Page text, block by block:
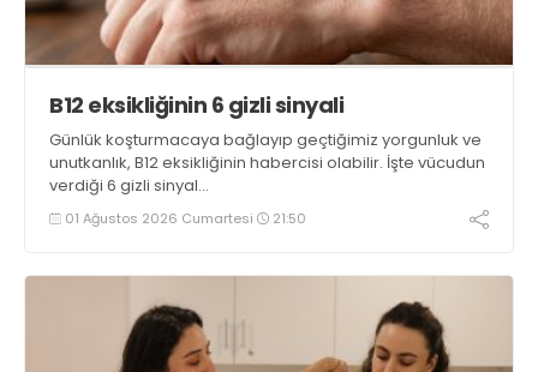
B12 eksikliğinin 6 gizli sinyali
Günlük koşturmacaya bağlayıp geçtiğimiz yorgunluk ve
unutkanlık, B12 eksikliğinin habercisi olabilir. İşte vücudun
verdiği 6 gizli sinyal…
01 Ağustos 2026 Cumartesi 21:50